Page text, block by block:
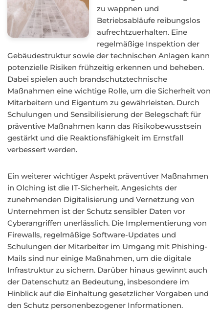
zu wappnen und
Betriebsabläufe reibungslos
aufrechtzuerhalten. Eine
regelmäßige Inspektion der
Gebäudestruktur sowie der technischen Anlagen kann
potenzielle Risiken frühzeitig erkennen und beheben.
Dabei spielen auch brandschutztechnische
Maßnahmen eine wichtige Rolle, um die Sicherheit von
Mitarbeitern und Eigentum zu gewährleisten. Durch
Schulungen und Sensibilisierung der Belegschaft für
präventive Maßnahmen kann das Risikobewusstsein
gestärkt und die Reaktionsfähigkeit im Ernstfall
verbessert werden.
Ein weiterer wichtiger Aspekt präventiver Maßnahmen
in Olching ist die IT-Sicherheit. Angesichts der
zunehmenden Digitalisierung und Vernetzung von
Unternehmen ist der Schutz sensibler Daten vor
Cyberangriffen unerlässlich. Die Implementierung von
Firewalls, regelmäßige Software-Updates und
Schulungen der Mitarbeiter im Umgang mit Phishing-
Mails sind nur einige Maßnahmen, um die digitale
Infrastruktur zu sichern. Darüber hinaus gewinnt auch
der Datenschutz an Bedeutung, insbesondere im
Hinblick auf die Einhaltung gesetzlicher Vorgaben und
den Schutz personenbezogener Informationen.